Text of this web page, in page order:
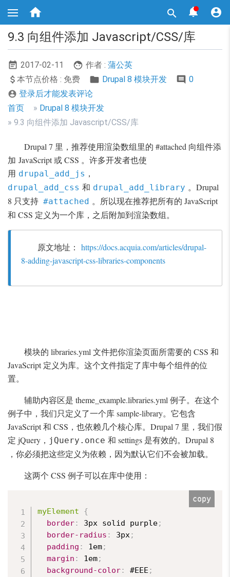
转
容
 


9.3 向组件添加 Javascript/CSS/库
2017-02-11 作者 : 蒲公英
本节点价格 : 免费
Drupal 8 模块开发 0
 登录后才能发表评论
面
包
导
航
首页
Drupal 8 模块开发
9.3 向组件添加 Javascript/CSS/库
Drupal 7 里，推荐使用渲染数组里的 #attached 向组件添
加 JavaScript 或 CSS 。许多开发者也使
用 drupal_add_js ，
drupal_add_css 和 drupal_add_library 。Drupal
8 只支持 #attached 。所以现在推荐把所有的 JavaScript
和 CSS 定义为一个库，之后附加到渲染数组。
原文地址： https://docs.acquia.com/articles/drupal-
8-adding-javascript-css-libraries-components
模块的 libraries.yml 文件把你渲染页面所需要的 CSS 和
JavaScript 定义为库。这个文件指定了库中每个组件的位
置。
辅助内容区是 theme_example.libraries.yml 例子。在这个
例子中，我们只定义了一个库 sample-library。它包含
JavaScript 和 CSS，也依赖几个核心库。Drupal 7 里，我们假
定 jQuery ，jQuery.once 和 settings 是有效的。Drupal 8
，你必须把这些定义为依赖，因为默认它们不会被加载。
这两个 CSS 例子可以在库中使用：
myElement
{
border: 3px solid purple;
border-radius : 3px;
padding : 1em;
margin : 1em;
background-color: #EEE ;
copy